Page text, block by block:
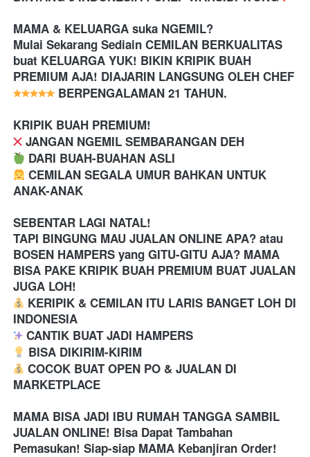
MAMA & KELUARGA suka NGEMIL?
Mulai Sekarang Sediain CEMILAN BERKUALITAS
buat KELUARGA YUK! BIKIN KRIPIK BUAH
BERPENGALAMAN 21 TAHUN.
KRIPIK BUAH PREMIUM!
️ JANGAN NGEMIL SEMBARANGAN DEH
DARI BUAH-BUAHAN ASLI
CEMILAN SEGALA UMUR BAHKAN UNTUK
ANAK-ANAK
SEBENTAR LAGI NATAL!
TAPI BINGUNG MAU JUALAN ONLINE APA? atau
BOSEN HAMPERS yang GITU-GITU AJA? MAMA
BISA PAKE KRIPIK BUAH PREMIUM BUAT JUALAN
JUGA LOH!
KERIPIK & CEMILAN ITU LARIS BANGET LOH DI
INDONESIA
CANTIK BUAT JADI HAMPERS
BISA DIKIRIM-KIRIM
COCOK BUAT OPEN PO & JUALAN DI
MARKETPLACE
MAMA BISA JADI IBU RUMAH TANGGA SAMBIL
JUALAN ONLINE! Bisa Dapat Tambahan
Pemasukan! Siap-siap MAMA Kebanjiran Order!